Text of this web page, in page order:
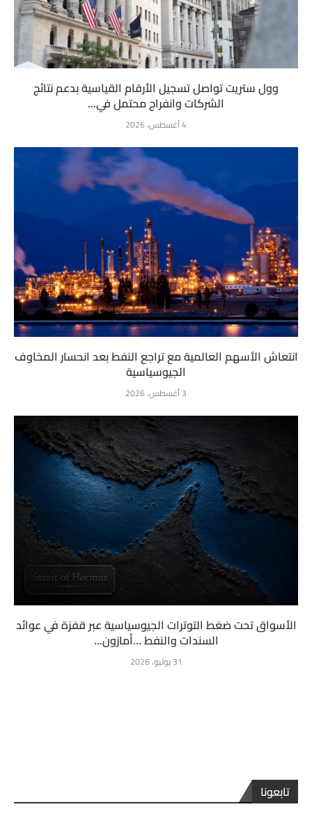
وول ستريت تواصل تسجيل الأرقام القياسية بدعم نتائج
الشركات وانفراج محتمل في...
4 أغسطس، 2026
انتعاش الأسهم العالمية مع تراجع النفط بعد انحسار المخاوف
الجيوسياسية
3 أغسطس، 2026
الأسواق تحت ضغط التوترات الجيوسياسية عبر قفزة في عوائد
السندات والنفط …أمازون...
31 يوليو، 2026
تابعونا